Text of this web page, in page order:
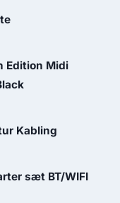
Edition Midi
Kabling
sæt BT/WIFI